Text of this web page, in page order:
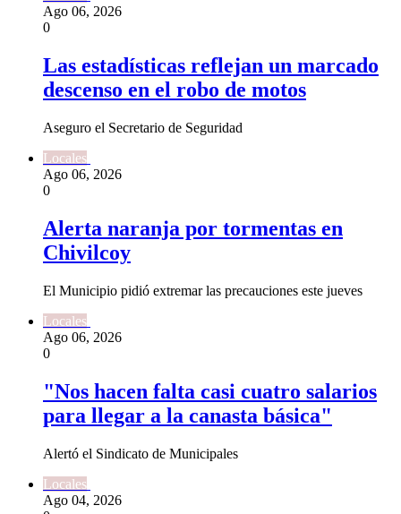
Ago 06, 2026
0
Las estadísticas reflejan un marcado
descenso en el robo de motos
Aseguro el Secretario de Seguridad
Locales
Ago 06, 2026
0
Alerta naranja por tormentas en
Chivilcoy
El Municipio pidió extremar las precauciones este jueves
Locales
Ago 06, 2026
0
"Nos hacen falta casi cuatro salarios
para llegar a la canasta básica"
Alertó el Sindicato de Municipales
Locales
Ago 04, 2026